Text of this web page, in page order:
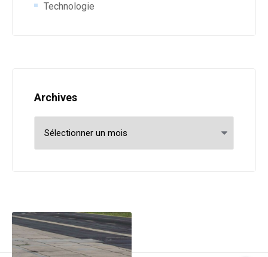
Technologie
Archives
Post navigation